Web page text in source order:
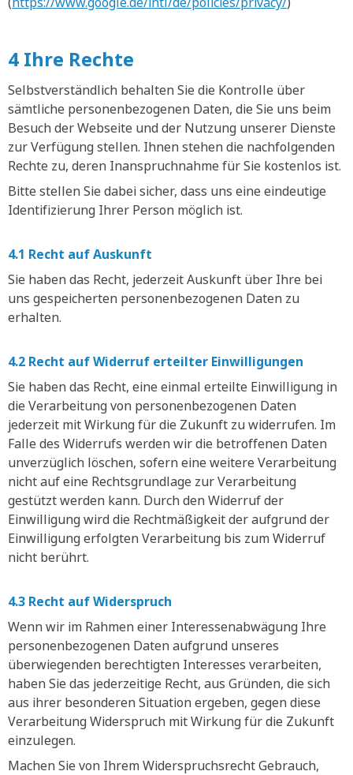
4 Ihre Rechte
Selbstverständlich behalten Sie die Kontrolle über
sämtliche personenbezogenen Daten, die Sie uns beim
Besuch der Webseite und der Nutzung unserer Dienste
zur Verfügung stellen. Ihnen stehen die nachfolgenden
Rechte zu, deren Inanspruchnahme für Sie kostenlos ist.
Bitte stellen Sie dabei sicher, dass uns eine eindeutige
Identifizierung Ihrer Person möglich ist.
4.1 Recht auf Auskunft
Sie haben das Recht, jederzeit Auskunft über Ihre bei
uns gespeicherten personenbezogenen Daten zu
erhalten.
4.2 Recht auf Widerruf erteilter Einwilligungen
Sie haben das Recht, eine einmal erteilte Einwilligung in
die Verarbeitung von personenbezogenen Daten
jederzeit mit Wirkung für die Zukunft zu widerrufen. Im
Falle des Widerrufs werden wir die betroffenen Daten
unverzüglich löschen, sofern eine weitere Verarbeitung
nicht auf eine Rechtsgrundlage zur Verarbeitung
gestützt werden kann. Durch den Widerruf der
Einwilligung wird die Rechtmäßigkeit der aufgrund der
Einwilligung erfolgten Verarbeitung bis zum Widerruf
nicht berührt.
4.3 Recht auf Widerspruch
Wenn wir im Rahmen einer Interessenabwägung Ihre
personenbezogenen Daten aufgrund unseres
überwiegenden berechtigten Interesses verarbeiten,
haben Sie das jederzeitige Recht, aus Gründen, die sich
aus ihrer besonderen Situation ergeben, gegen diese
Verarbeitung Widerspruch mit Wirkung für die Zukunft
einzulegen.
Machen Sie von Ihrem Widerspruchsrecht Gebrauch,